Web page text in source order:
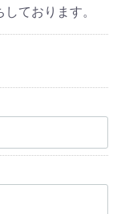
ております。